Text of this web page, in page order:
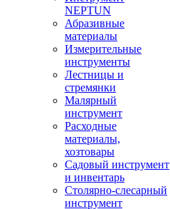
NEPTUN
Абразивные
материалы
Измерительные
инструменты
Лестницы и
стремянки
Малярный
инструмент
Расходные
материалы,
хозтовары
Садовый инструмент
и инвентарь
Столярно-слесарный
инструмент